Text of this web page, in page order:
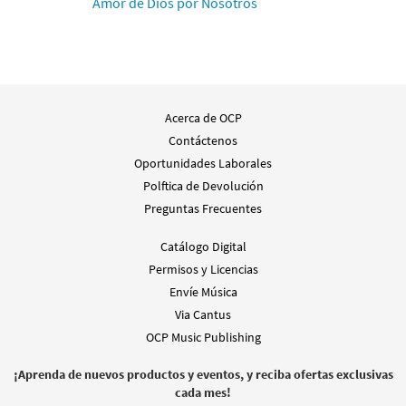
Comemos de Este Pan/We Come to Eat This
Bread [Acompañamiento Instrumento -
from El Señor Nos Invita
DIGITAL
Agregar al carrito
Comemos de Este Pan/We Come to Eat This
Bread [Acompañamiento Guitarra -
$ 2.75 89768 DIGITAL
Acerca de OCP
Contáctenos
Oportunidades Laborales
Polftica de Devolución
Preguntas Frecuentes
Catálogo Digital
Permisos y Licencias
Envíe Música
Via Cantus
OCP Music Publishing
¡Aprenda de nuevos productos y eventos, y reciba ofertas exclusivas
cada mes!